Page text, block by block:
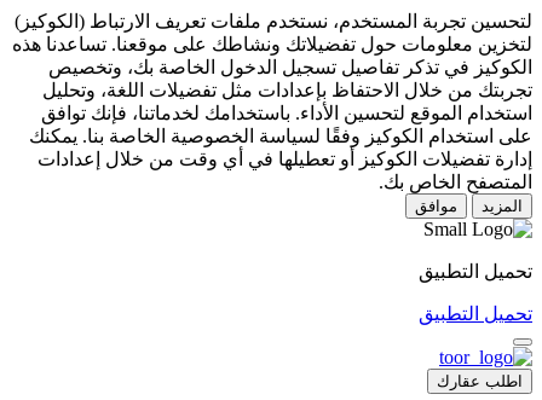
لتحسين تجربة المستخدم، نستخدم ملفات تعريف الارتباط (الكوكيز)
لتخزين معلومات حول تفضيلاتك ونشاطك على موقعنا. تساعدنا هذه
الكوكيز في تذكر تفاصيل تسجيل الدخول الخاصة بك، وتخصيص
تجربتك من خلال الاحتفاظ بإعدادات مثل تفضيلات اللغة، وتحليل
استخدام الموقع لتحسين الأداء. باستخدامك لخدماتنا، فإنك توافق
على استخدام الكوكيز وفقًا لسياسة الخصوصية الخاصة بنا. يمكنك
إدارة تفضيلات الكوكيز أو تعطيلها في أي وقت من خلال إعدادات
المتصفح الخاص بك.
المزيد موافق
تحميل التطبيق
تحميل التطبيق
اطلب عقارك